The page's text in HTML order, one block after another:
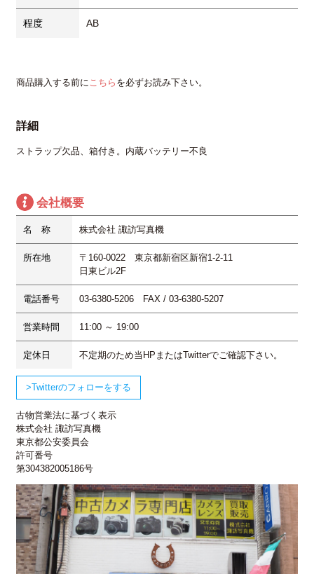
程度 AB
商品購入する前にこちら を必ずお読み下さい。
詳細
ストラップ欠品、箱付き。内蔵バッテリー不良
会社概要
名 称 株式会社 諏訪写真機
所在地
〒160-0022 東京都新宿区新宿1-2-11
日東ビル2F
電話番号 03-6380-5206 FAX / 03-6380-5207
営業時間 11:00 ～ 19:00
定休日 不定期のため当HPまたはTwitterでご確認下さい。
Twitterのフォローをする
古物営業法に基づく表示
株式会社 諏訪写真機
東京都公安委員会
許可番号
第304382005186号